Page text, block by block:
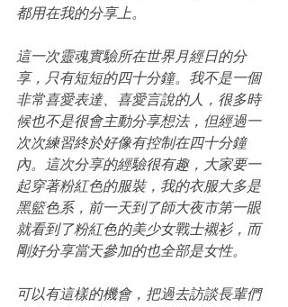
都用在我的分享上。
這一次靈魂實驗所在世界月經日的分
享，只有短短的四十分鐘。我不是一個
非常喜愛表達、喜愛言說的人，很多時
候也不是很會主動分享想法，但經過一
次次練習終於好像有控制在四十分鐘
內。這次分享的經驗很有趣，大家要一
起穿著粉紅色的服裝，我的衣服大多是
黑籃色系，前一天到了師大夜市第一眼
就看到了粉紅色的美少女戰士襯衫，而
剛好分享當天參加的也全部是女性。
可以有這樣的機會，把過去訪談長輩們